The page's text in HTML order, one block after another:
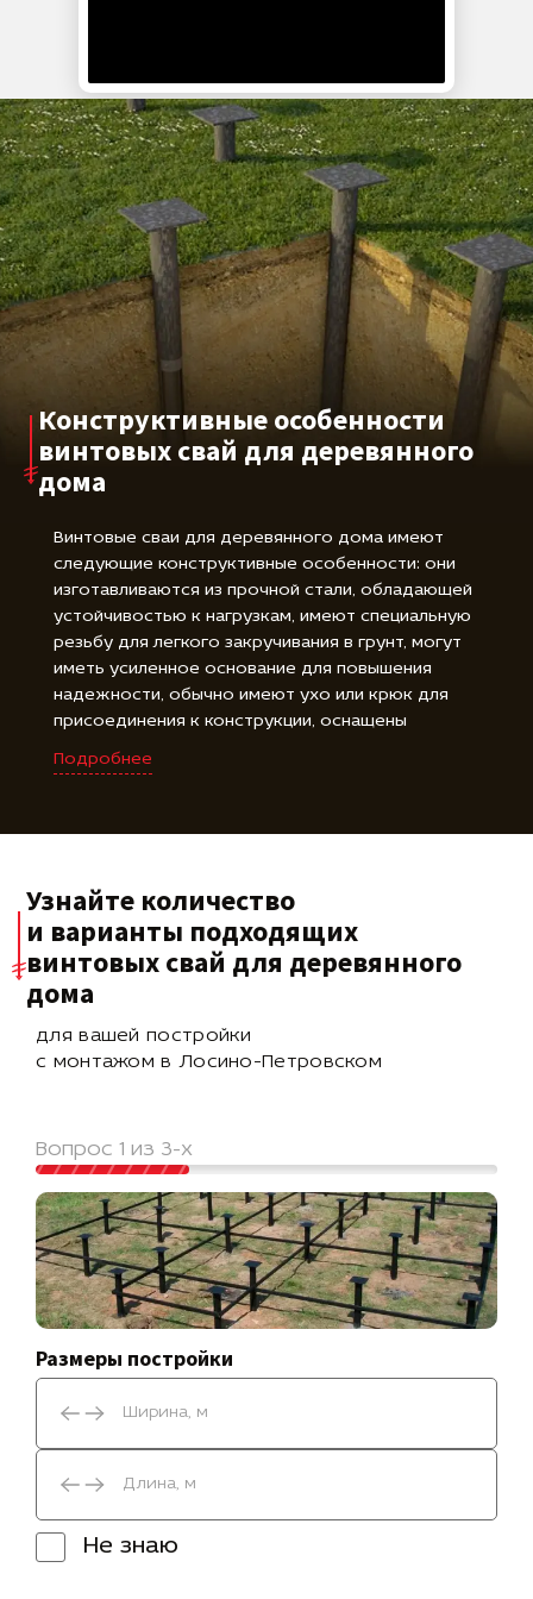
вмешательстве в ландшафт. Они подходят для
монтажа на участках с разным рельефом и типами
грунтов, включая глинистые, песчаные и
смешанные. Срок службы при правильном монтаже
и соблюдении требований по защите металла
может достигать нескольких десятков лет.
Конструктивные особенности
винтовых свай для деревянного
дома
Винтовые сваи для деревянного дома имеют
следующие конструктивные особенности: они
изготавливаются из прочной стали, обладающей
устойчивостью к нагрузкам, имеют специальную
резьбу для легкого закручивания в грунт, могут
иметь усиленное основание для повышения
надежности, обычно имеют ухо или крюк для
присоединения к конструкции, оснащены
резиновыми амортизаторами или гайками для
регулировки высоты, оцинкованное покрытие
Подробнее
Узнайте количество
и варианты подходящих
винтовых свай для деревянного
дома
для вашей постройки
с монтажом в Лосино-Петровском
Вопрос 1 из 3-х
Размеры постройки
Не знаю